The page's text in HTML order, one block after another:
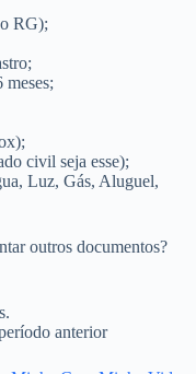
RG);
civil seja esse);
Luz, Gás, Aluguel,
outros documentos?
anterior